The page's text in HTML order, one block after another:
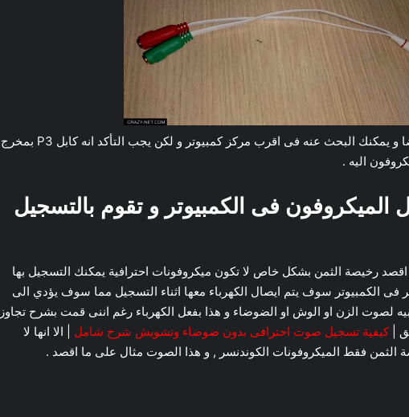
و يختلف شكله و نوعه و حجمه ايضا و يمكنك البحث عنه فى اقرب مركز كمبيوتر و لكن يجب التأكد انه كابل P3 بمخرج
الميكروفون فى الكمبيوتر و تقوم بالتسجيل
اقصد رخيصة الثمن بشكل خاص لا تكون ميكروفونات احترافية يمكنك التسجيل بها
فى الكمبيوتر سوف يتم ايصال الكهرباء معها اثناء التسجيل مما سوف يؤدي الى
لصوت الزن او الوش او الضوضاء و هذا بفعل الكهرباء رغم اننى قمت بشرح تجاوز
|كيفية تسجيل صوت احترافى بدون ضوضاء وتشويش شرح شامل | الا انها لا
الثمن فقط الميكروفونات الكوندنسر , و هذا الصوت مثال على ما اقصد .